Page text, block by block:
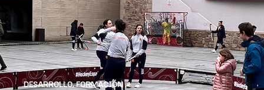
DESARROLLO,FORMACIÓN